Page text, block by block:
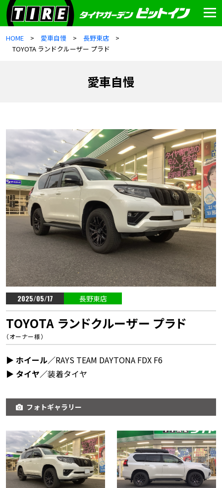
HOME 愛車自慢
長野東店
TOYOTA ランドクルーザー プラド
愛車自慢
2025/05/17 長野東店
TOYOTA ランドクルーザー プラド
（オーナー様）
▶︎ ホイール／RAYS TEAM DAYTONA FDX F6
▶︎ タイヤ／装着タイヤ
フォトギャラリー